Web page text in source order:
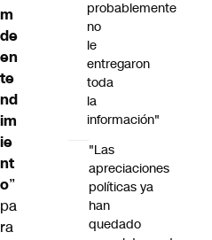
m
de
en
te
nd
im
ie
nt
o”
pa
ra
probablemente
no
le
entregaron
toda
la
información"
"Las
apreciaciones
políticas ya
han
quedado